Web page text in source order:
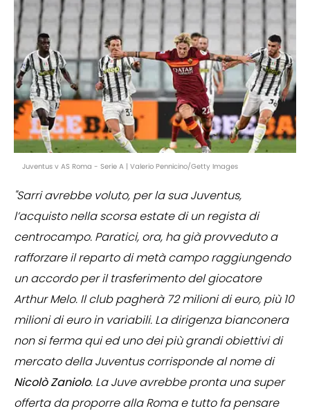
Juventus v AS Roma - Serie A | Valerio Pennicino/Getty Images
"Sarri avrebbe voluto, per la sua Juventus,
l’acquisto nella scorsa estate di un regista di
centrocampo. Paratici, ora, ha già provveduto a
rafforzare il reparto di metà campo raggiungendo
un accordo per il trasferimento del giocatore
Arthur Melo. Il club pagherà 72 milioni di euro, più 10
milioni di euro in variabili. La dirigenza bianconera
non si ferma qui ed uno dei più grandi obiettivi di
mercato della Juventus corrisponde al nome di
Nicolò Zaniolo. La Juve avrebbe pronta una super
offerta da proporre alla Roma e tutto fa pensare